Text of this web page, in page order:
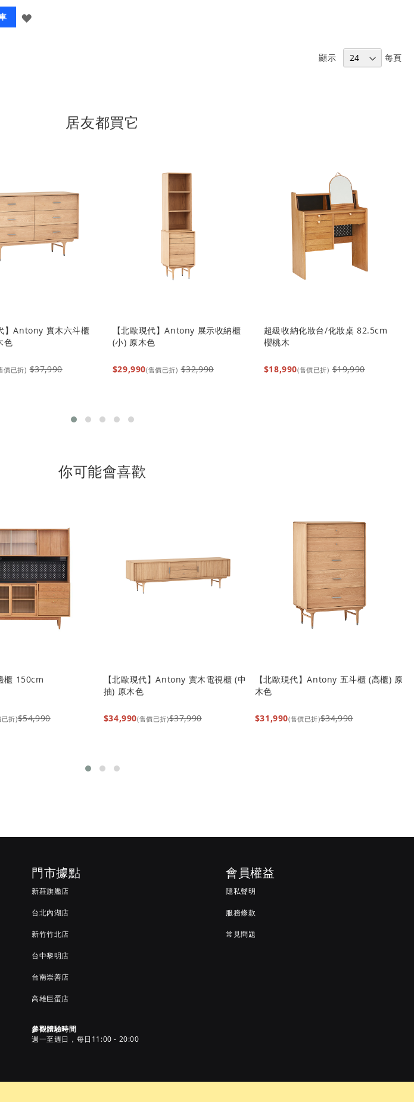
登
顯示 每頁
居友都買它
】Antony 實木六斗櫃
色
價已折) $37,990
【北歐現代】Antony 展示收納櫃
(小) 原木色
$29,990(售價已折) $32,990
超級收納化妝台/化妝桌 82.5cm
櫻桃木
$18,990(售價已折) $19,990
你可能會喜歡
櫃 150cm
已折)$54,990
【北歐現代】Antony 實木電視櫃 (中
抽) 原木色
$34,990(售價已折)$37,990
【北歐現代】Antony 五斗櫃 (高櫃) 原
木色
$31,990(售價已折)$34,990
門市據點
新莊旗艦店
台北內湖店
新竹竹北店
台中黎明店
台南崇善店
高雄巨蛋店
參觀體驗時間
週一至週日，每日11:00 - 20:00
會員權益
隱私聲明
服務條款
常見問題